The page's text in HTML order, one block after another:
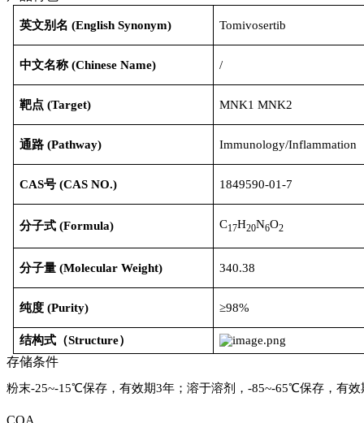
英文别名 (English Synonym) Tomivosertib
中文名称 (Chinese Name) /
靶点 (Target) MNK1 MNK2
通路 (Pathway) Immunology/Inflammation
CAS号 (CAS NO.) 1849590-01-7
分子式 (Formula) C17H20N6O2
分子量 (Molecular Weight) 340.38
纯度 (Purity) ≥98%
结构式（Structure）
存储条件
粉末-25~-15℃保存，有效期3年；溶于溶剂，-85~-65℃保存，有效
COA